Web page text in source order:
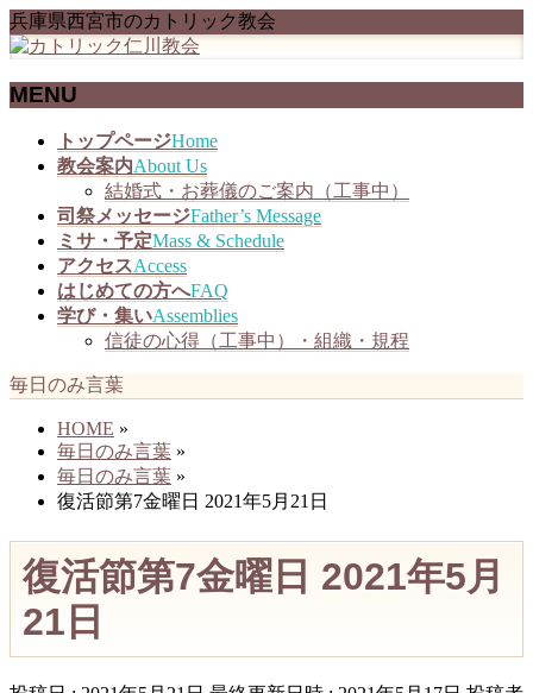
兵庫県西宮市のカトリック教会
MENU
トップページHome
教会案内About Us
結婚式・お葬儀のご案内（工事中）
司祭メッセージFather’s Message
ミサ・予定Mass & Schedule
アクセスAccess
はじめての方へFAQ
学び・集いAssemblies
信徒の心得（工事中）・組織・規程
毎日のみ言葉
HOME »
毎日のみ言葉 »
毎日のみ言葉 »
復活節第7金曜日 2021年5月21日
復活節第7金曜日 2021年5月
21日